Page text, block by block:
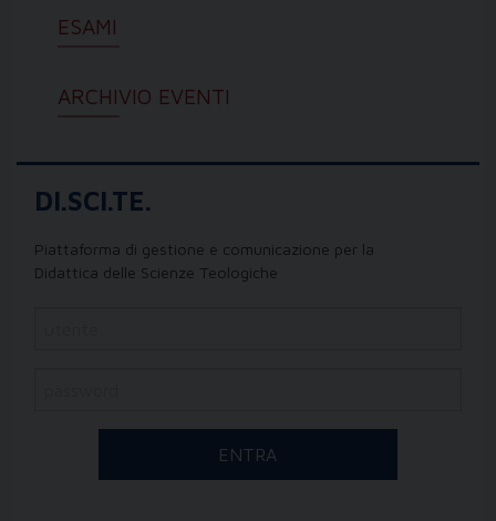
ESAMI
ARCHIVIO EVENTI
DI.SCI.TE.
Piattaforma di gestione e comunicazione per la
Didattica delle Scienze Teologiche